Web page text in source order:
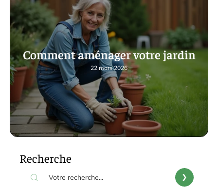
Comment aménager votre jardin
22 mars 2026
Recherche